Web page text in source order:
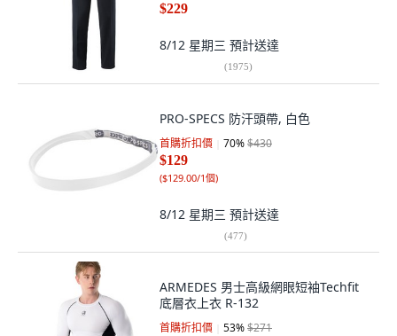
$229
8/12 星期三 預計送達
(1975)
PRO-SPECS 防汗頭帶, 白色
首購折扣價 70%$430
$129
($129.00/1個)
8/12 星期三 預計送達
(477)
ARMEDES 男士高級網眼短袖Techfit
底層衣上衣 R-132
首購折扣價 53%$271